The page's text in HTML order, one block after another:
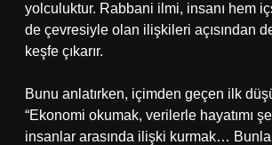
yolculuktur. Rabbani ilmi, insanı hem
de çevresiyle olan ilişkileri açısından
keşfe çıkarır.
Bunu anlatırken, içimden geçen ilk
“Ekonomi okumak, verilerle hayatımı
insanlar arasında ilişki kurmak…